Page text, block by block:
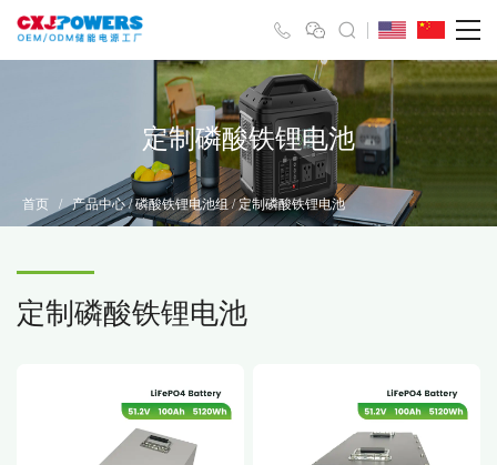
定制磷酸铁锂电池
首页 / 产品中心/磷酸铁锂电池组/定制磷酸铁锂电池
定制磷酸铁锂电池